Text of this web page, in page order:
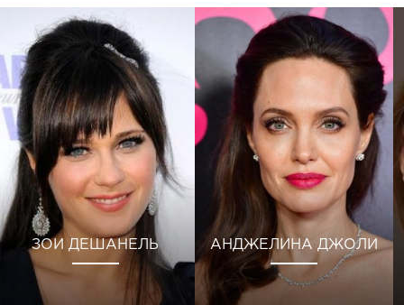
ЗОИ ДЕШАНЕЛЬ АНДЖЕЛИНА ДЖОЛИ